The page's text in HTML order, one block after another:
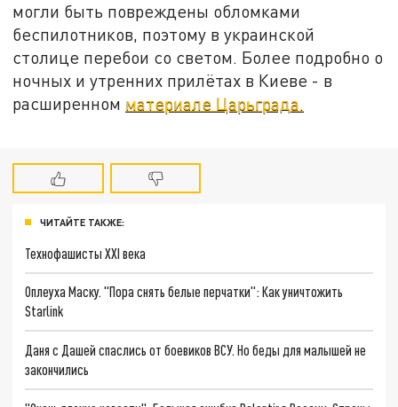
могли быть повреждены обломками
беспилотников, поэтому в украинской
столице перебои со светом. Более подробно о
ночных и утренних прилётах в Киеве - в
расширенном материале Царьграда.
ЧИТАЙТЕ ТАКЖЕ:
Технофашисты XXI века
Оплеуха Маску. "Пора снять белые перчатки": Как уничтожить
Starlink
Даня с Дашей спаслись от боевиков ВСУ. Но беды для малышей не
закончились